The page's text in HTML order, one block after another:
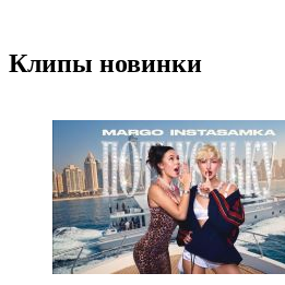
Клипы новинки